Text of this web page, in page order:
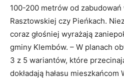
100-200 metrów od zabudowań
Rasztowskiej czy Pieńkach.
coraz głośniej wyrażają
gminy Klembów. – W planach
3 z 5 wariantów, które
dokładają hałasu mieszkańcom